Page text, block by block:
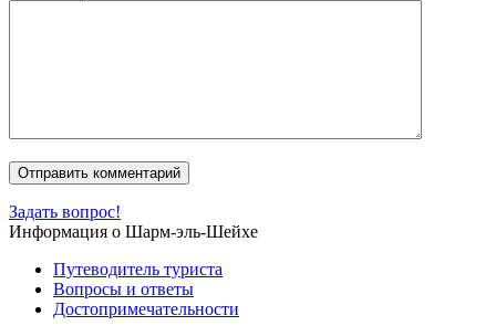
Задать вопрос!
Информация о Шарм-эль-Шейхе
Путеводитель туриста
Вопросы и ответы
Достопримечательности